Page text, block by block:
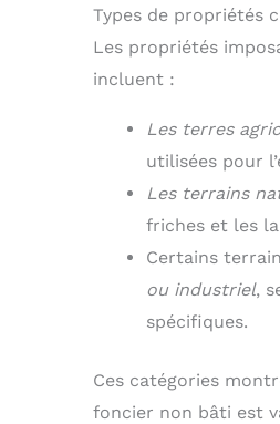
Types de propriétés
Les propriétés
incluent :
Les terres
utilisées pour
Les terrains
friches et les
Certains
ou industriel,
spécifiques.
Ces catégories
foncier non bâti est